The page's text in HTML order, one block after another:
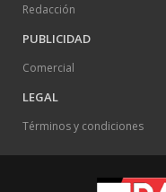
Redacción
PUBLICIDAD
Comercial
LEGAL
Términos y condiciones